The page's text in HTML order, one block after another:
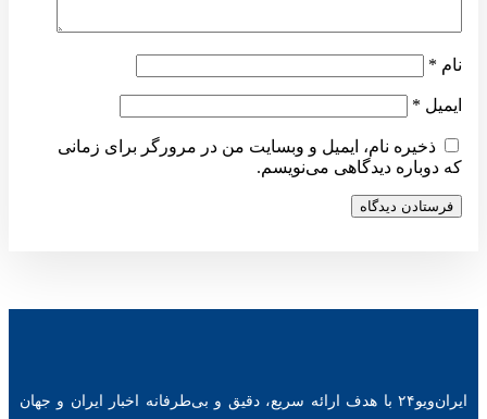
نام *
ایمیل *
ذخیره نام، ایمیل و وبسایت من در مرورگر برای زمانی
که دوباره دیدگاهی می‌نویسم.
ایران‌ویو۲۴ با هدف ارائه سریع، دقیق و بی‌طرفانه اخبار ایران و جهان